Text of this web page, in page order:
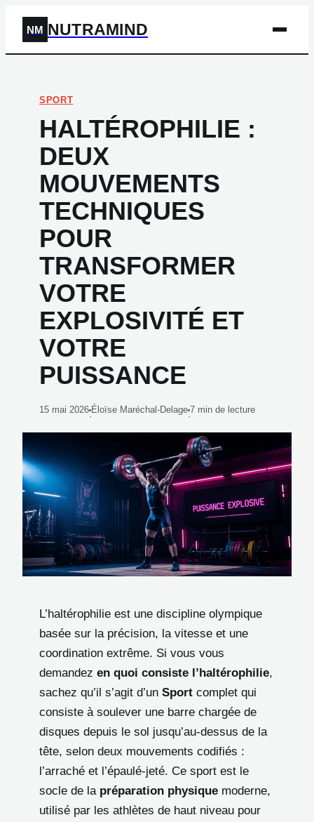
NM NUTRAMIND
SPORT
HALTÉROPHILIE :
DEUX
MOUVEMENTS
TECHNIQUES
POUR
TRANSFORMER
VOTRE
EXPLOSIVITÉ ET
VOTRE
PUISSANCE
15 mai 2026
·
Éloïse Maréchal-Delage
·
7 min de lecture
L’haltérophilie est une discipline olympique
basée sur la précision, la vitesse et une
coordination extrême. Si vous vous
demandez en quoi consiste l’haltérophilie,
sachez qu’il s’agit d’un Sport complet qui
consiste à soulever une barre chargée de
disques depuis le sol jusqu’au-dessus de la
tête, selon deux mouvements codifiés :
l’arraché et l’épaulé-jeté. Ce sport est le
socle de la préparation physique moderne,
utilisé par les athlètes de haut niveau pour